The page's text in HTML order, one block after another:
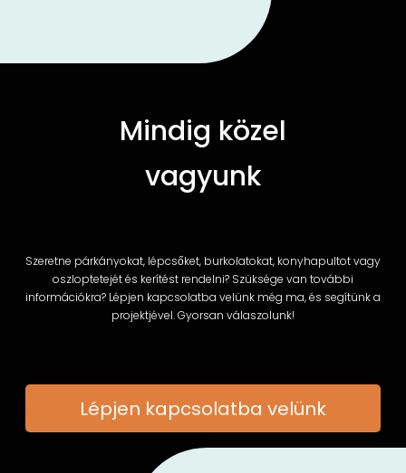
Mindig közel
vagyunk
Szeretne párkányokat, lépcsőket, burkolatokat, konyhapultot vagy
oszloptetejét és kerítést rendelni? Szüksége van további
információkra? Lépjen kapcsolatba velünk még ma, és segítünk a
projektjével. Gyorsan válaszolunk!
Lépjen kapcsolatba velünk